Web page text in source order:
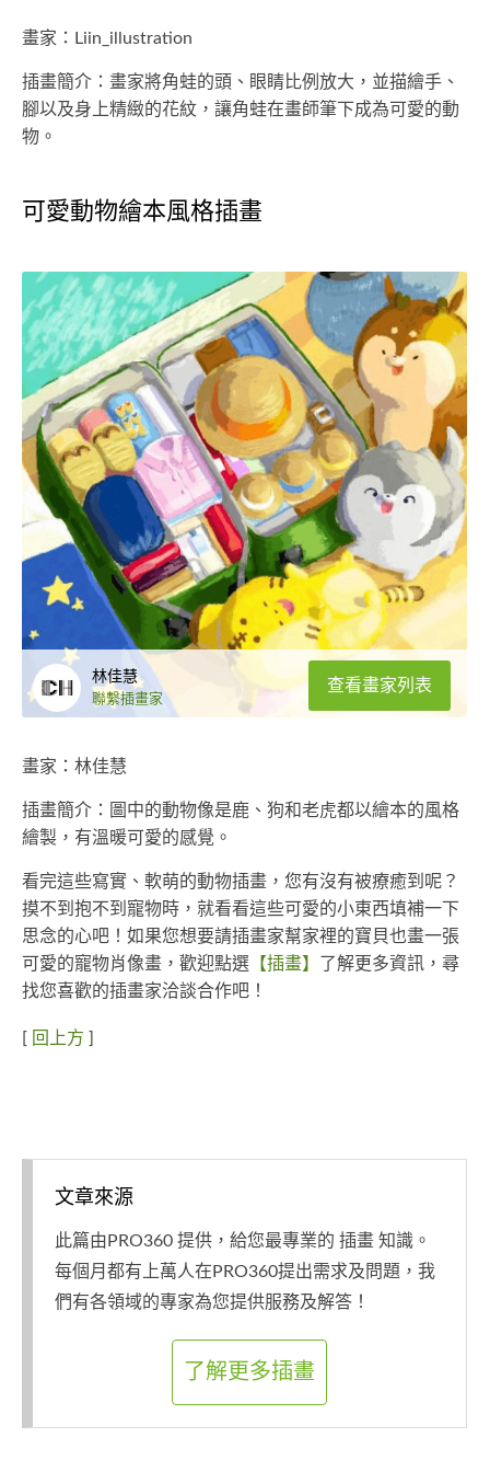
畫家：Liin_illustration
插畫簡介：畫家將角蛙的頭、眼睛比例放大，並描繪手、
腳以及身上精緻的花紋，讓角蛙在畫師筆下成為可愛的動
物。
可愛動物繪本風格插畫
林佳慧
聯繫插畫家
查看畫家列表
畫家：林佳慧
插畫簡介：圖中的動物像是鹿、狗和老虎都以繪本的風格
繪製，有溫暖可愛的感覺。
看完這些寫實、軟萌的動物插畫，您有沒有被療癒到呢？
摸不到抱不到寵物時，就看看這些可愛的小東西填補一下
思念的心吧！如果您想要請插畫家幫家裡的寶貝也畫一張
可愛的寵物肖像畫，歡迎點選 【插畫】
了解更多資訊，尋
找您喜歡的插畫家洽談合作吧！
[ 回上方 ]
文章來源
此篇由PRO360 提供，給您最專業的 插畫 知識。
每個月都有上萬人在PRO360提出需求及問題，我
們有各領域的專家為您提供服務及解答！
了解更多插畫